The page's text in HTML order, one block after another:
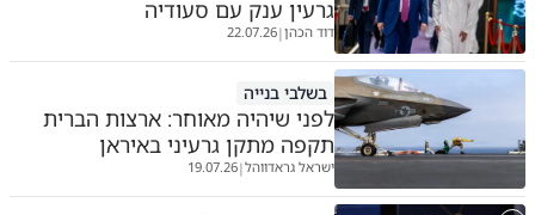
גרעין ענק עם סעודיה
דוד הכהן|
22.07.26
בשלבי בנייה
לפני שיהיה מאוחר: ארצות הברית
תקפה מתקן גרעיני באיראן
ישראל גראדווהל|
19.07.26